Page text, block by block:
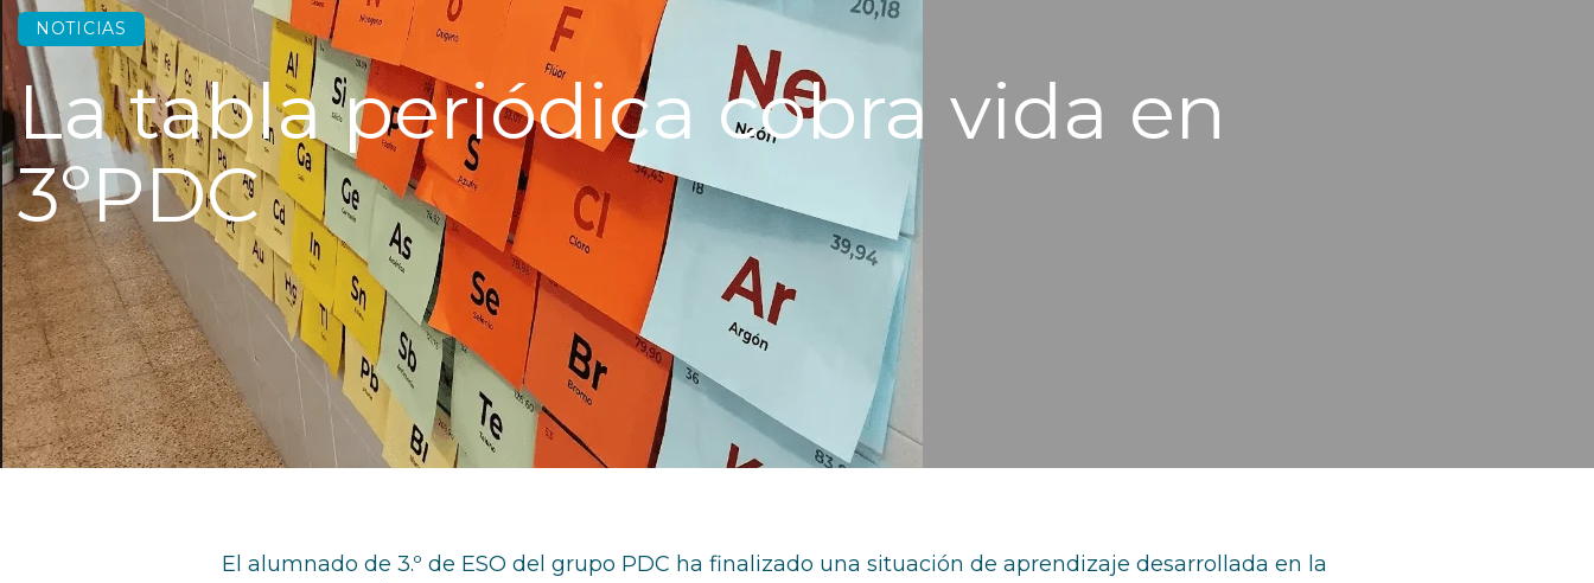
NOTICIAS
La tabla periódica cobra vida en
3ºPDC
El alumnado de 3.º de ESO del grupo PDC ha finalizado una situación de aprendizaje desarrollada en la